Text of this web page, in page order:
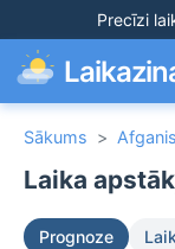
Precīzi
Sākums >
Laika
Prognoze